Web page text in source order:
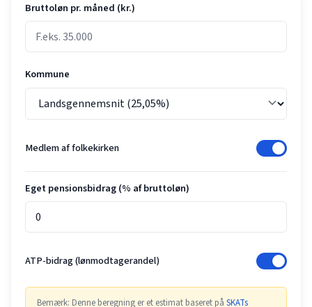
Bruttoløn pr. måned (kr.)
Kommune
Medlem af folkekirken
Eget pensionsbidrag (% af bruttoløn)
ATP-bidrag (lønmodtagerandel)
Bemærk: Denne beregning er et estimat baseret på SKATs